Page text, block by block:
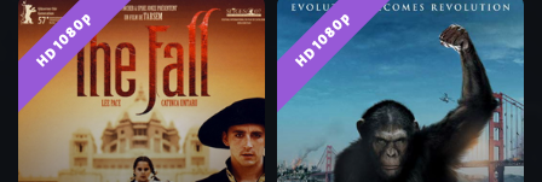
HD 1080p
HD 1080p